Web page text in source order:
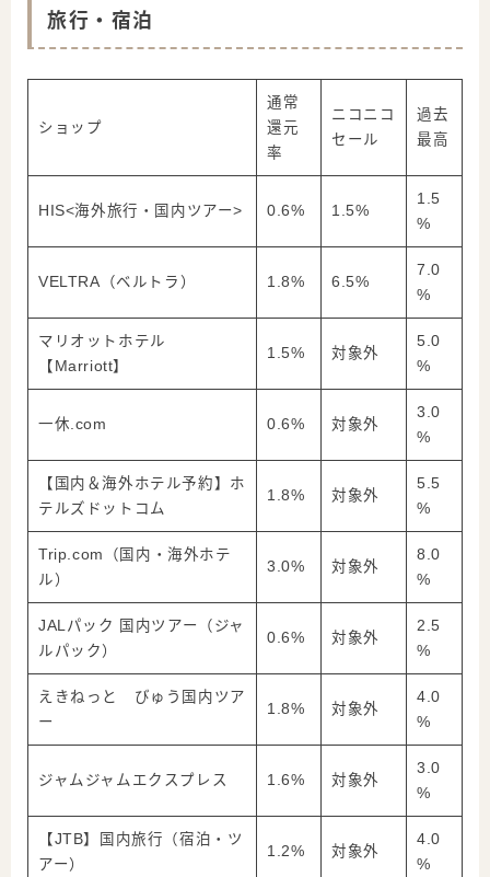
旅行・宿泊
ショップ
通常
還元
率
ニコニコ
セール
過去
最高
HIS<海外旅行・国内ツアー> 0.6% 1.5%
1.5
%
VELTRA（ベルトラ） 1.8% 6.5%
7.0
%
マリオットホテル
【Marriott】
1.5% 対象外
5.0
%
一休.com 0.6% 対象外
3.0
%
【国内＆海外ホテル予約】ホ
テルズドットコム
1.8% 対象外
5.5
%
Trip.com（国内・海外ホテ
ル）
3.0% 対象外
8.0
%
JALパック 国内ツアー（ジャ
ルパック）
0.6% 対象外
2.5
%
えきねっと びゅう国内ツア
ー
1.8% 対象外
4.0
%
ジャムジャムエクスプレス 1.6% 対象外
3.0
%
【JTB】国内旅行（宿泊・ツ
アー）
1.2% 対象外
4.0
%